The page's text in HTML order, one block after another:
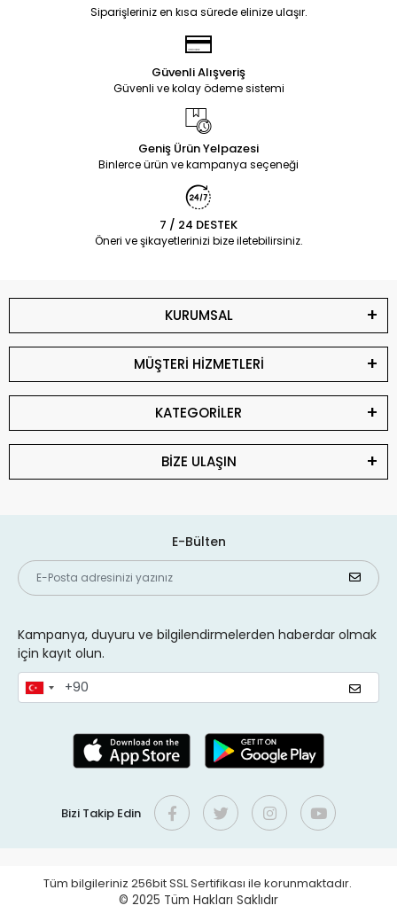
Siparişleriniz en kısa sürede elinize ulaşır.
Güvenli Alışveriş
Güvenli ve kolay ödeme sistemi
Geniş Ürün Yelpazesi
Binlerce ürün ve kampanya seçeneği
7 / 24 DESTEK
Öneri ve şikayetlerinizi bize iletebilirsiniz.
KURUMSAL
MÜŞTERİ HİZMETLERİ
KATEGORİLER
BİZE ULAŞIN
E-Bülten
Kampanya, duyuru ve bilgilendirmelerden haberdar olmak
için kayıt olun.
Bizi Takip Edin
Tüm bilgileriniz 256bit SSL Sertifikası ile korunmaktadır.
© 2025 Tüm Hakları Saklıdır